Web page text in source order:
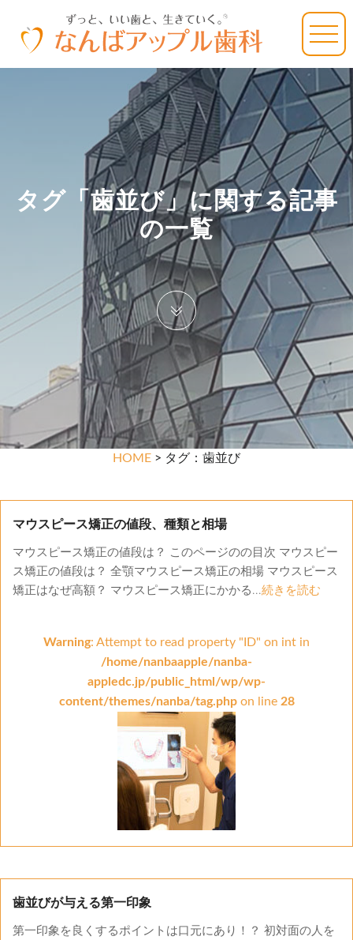
タグ「歯並び」に関する記事
の一覧
HOME > タグ：歯並び
マウスピース矯正の値段、種類と相場
マウスピース矯正の値段は？ このページのの目次 マウスピー
ス矯正の値段は？ 全顎マウスピース矯正の相場 マウスピース
矯正はなぜ高額？ マウスピース矯正にかかる...続きを読む
Warning: Attempt to read property "ID" on int in
/home/nanbaapple/nanba-
appledc.jp/public_html/wp/wp-
content/themes/nanba/tag.phpon line 28
歯並びが与える第一印象
第一印象を良くするポイントは口元にあり！？ 初対面の人を